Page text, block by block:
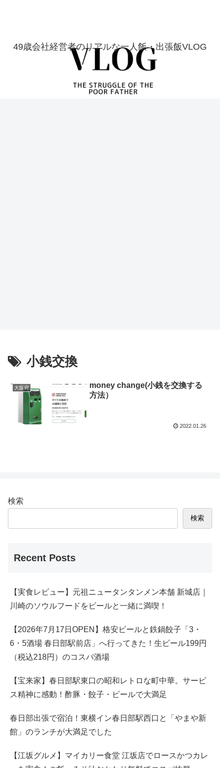
49歳会社経営者のリアルな一人飯・出張飯VLOG
小銭交換
大阪府
money change(小銭を交換する
方法）
2022.01.26
検索
検索
Recent Posts
【実食レビュー】元祖ニュータンタンメン本舗 新城店｜
川崎のソウルフードをビールと一緒に満喫！
【2026年7月17日OPEN】格安ビールと鉄鍋餃子「3・
6・5酒場 春日部駅前店」へ行ってきた！生ビール199円
（税込218円）のコスパ酒場
【宝来家】春日部駅東口の昭和レトロな町中華。サービ
ス精神に感動！酢豚・餃子・ビールで大満足
春日部出張で宿泊！東横イン春日部駅西口と「やまや新
館」のランチが大満足でした
【江坂グルメ】マイカリー食堂 江坂店でロースかつカレ